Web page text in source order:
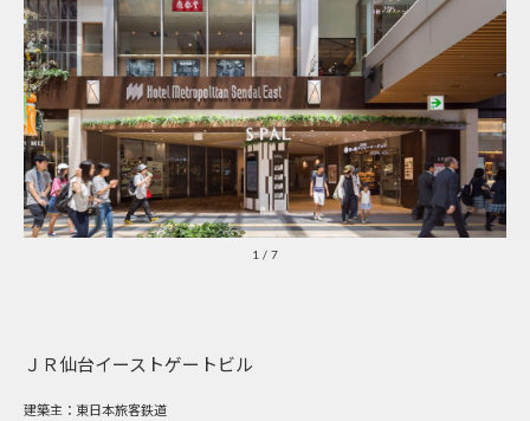
1 / 7
ＪＲ仙台イーストゲートビル
建築主： 東日本旅客鉄道